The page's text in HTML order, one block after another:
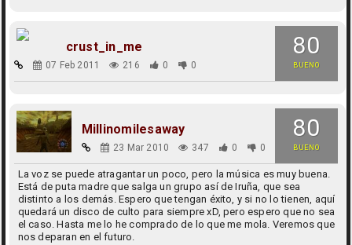
80
BUENO
crust_in_me
07 Feb 2011 216 0 0
80
BUENO
Millinomilesaway
23 Mar 2010 347 0 0
La voz se puede atragantar un poco, pero la música es muy buena.
Está de puta madre que salga un grupo así de Iruña, que sea
distinto a los demás. Espero que tengan éxito, y si no lo tienen, aquí
quedará un disco de culto para siempre xD, pero espero que no sea
el caso. Hasta me lo he comprado de lo que me mola. Veremos que
nos deparan en el futuro.